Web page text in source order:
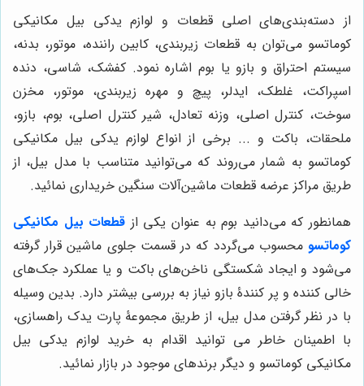
از دسته‌بندی‌های اصلی قطعات و لوازم یدکی بیل مکانیکی
کوماتسو می‌توان به قطعات زیربندی، کابین راننده، موتور، بدنه،
سیستم احتراق و بازو یا بوم اشاره نمود. کفشک، شاسی، دنده
اسپراکت، غلطک، ایدلر، پیچ و مهره زیربندی، موتور، مخزن
سوخت، کنترل اصلی، وزنه تعادل، شیر کنترل اصلی، بوم، بازو،
ملحقات، باکت و ... برخی از انواع لوازم یدکی بیل مکانیکی
کوماتسو به شمار می‌روند که می‌توانید متناسب با مدل بیل، از
طریق مراکز عرضه قطعات ماشین‌آلات سنگین خریداری نمائید.
همانطور که می‌دانید بوم به عنوان یکی از قطعات بیل مکانیکی
کوماتسو محسوب می‌گردد که در قسمت جلوی ماشین قرار گرفته
می‌شود و ایجاد شکستگی ناخن‌های باکت و یا عملکرد جک‌های
خالی کننده و پر کنندۀ بازو نیاز به بررسی بیشتر دارد. بدین وسیله
با در نظر گرفتن مدل بیل، از طریق مجموعۀ پارت یدک راهسازی،
با اطمینان خاطر می توانید اقدام به خرید لوازم یدکی بیل
مکانیکی کوماتسو و دیگر برندهای موجود در بازار نمائید.